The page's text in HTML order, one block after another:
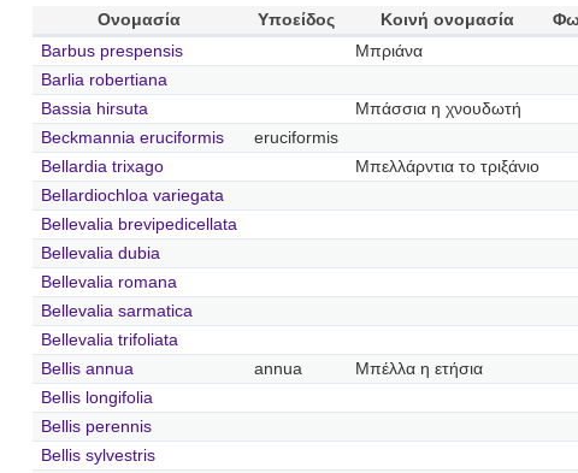
Ονομασία Υποείδος Κοινή ονομασία
Barbus prespensis
Μπριάνα
Barlia robertiana
Bassia hirsuta
Μπάσσια η χνουδωτή
Beckmannia eruciformis
eruciformis
Bellardia trixago
Μπελλάρντια το τριξάνιο
Bellardiochloa variegata
Bellevalia brevipedicellata
Bellevalia dubia
Bellevalia romana
Bellevalia sarmatica
Bellevalia trifoliata
Bellis annua
annua
Μπέλλα η ετήσια
Bellis longifolia
Bellis perennis
Bellis sylvestris